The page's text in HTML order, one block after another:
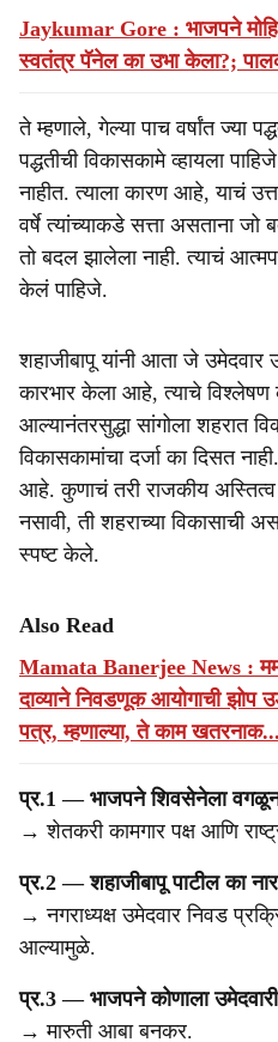
Jaykumar Gore : भाजपने
स्वतंत्र पॅनेल का उभा केला?;
ते म्हणाले, गेल्या पाच वर्षांत ज्या
पद्धतीची विकासकामे व्हायला
नाहीत. त्याला कारण आहे, याचं
वर्षे त्यांच्याकडे सत्ता असताना जो
तो बदल झालेला नाही. त्याचं
केलं पाहिजे.
शहाजीबापू यांनी आता जे
कारभार केला आहे, त्याचे विश्लेषण
आल्यानंतरसुद्धा सांगोला शहरात
विकासकामांचा दर्जा का दिसत
आहे. कुणाचं तरी राजकीय अस्तित्व
नसावी, ती शहराच्या विकासाची
स्पष्ट केले.
Also Read
Mamata Banerjee News :
दाव्याने निवडणूक आयोगाची झोप
पत्र, म्हणाल्या, ते काम खतरनाक...
प्र.1 — भाजपने शिवसेनेला वगळून
→ शेतकरी कामगार पक्ष आणि
प्र.2 — शहाजीबापू पाटील का
→ नगराध्यक्ष उमेदवार निवड
आल्यामुळे.
प्र.3 — भाजपने कोणाला
→ मारुती आबा बनकर.